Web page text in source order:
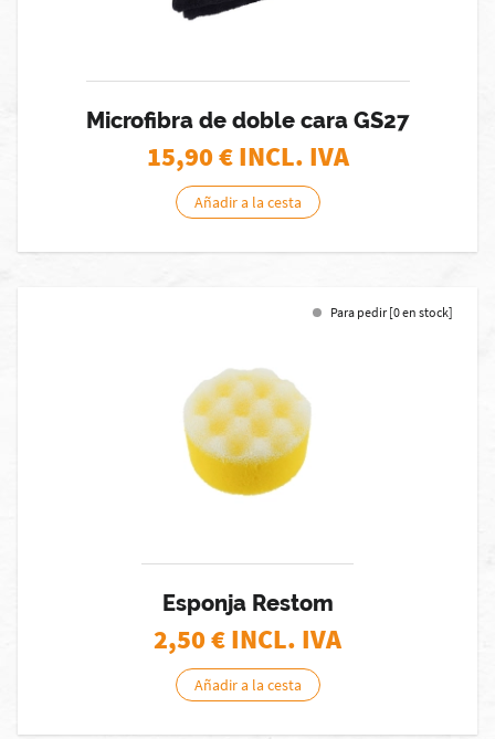
Microfibra de doble cara GS27
15,90€ INCL. IVA
Añadir a la cesta
Para pedir [0 en stock]
Esponja Restom
2,50€ INCL. IVA
Añadir a la cesta